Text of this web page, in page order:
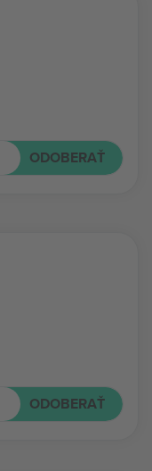
ODOBERAŤ
ODOBERAŤ